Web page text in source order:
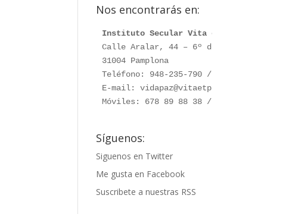
Nos encontrarás en:
Instituto Secular Vita et Pax
Calle Aralar, 44 – 6º dcha.
31004 Pamplona
Teléfono: 948-235-790 / 948-230-787
E-mail: vidapaz@vitaetpax.org
Móviles: 678 89 88 38 /  660 76 91 28
Síguenos:
Siguenos en Twitter
Me gusta en Facebook
Suscribete a nuestras RSS